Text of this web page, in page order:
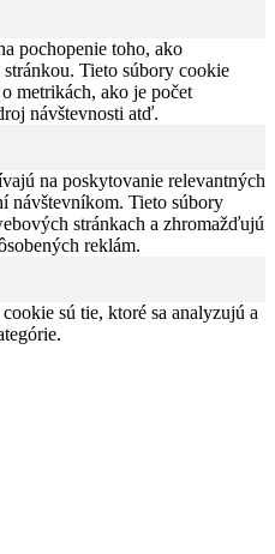
pochopenie toho, ako
Tieto súbory cookie
metrikách, ako je počet
návštevnosti atď.
na poskytovanie relevantných
návštevníkom. Tieto súbory
stránkach a zhromažďujú
reklám.
sú tie, ktoré sa analyzujú a